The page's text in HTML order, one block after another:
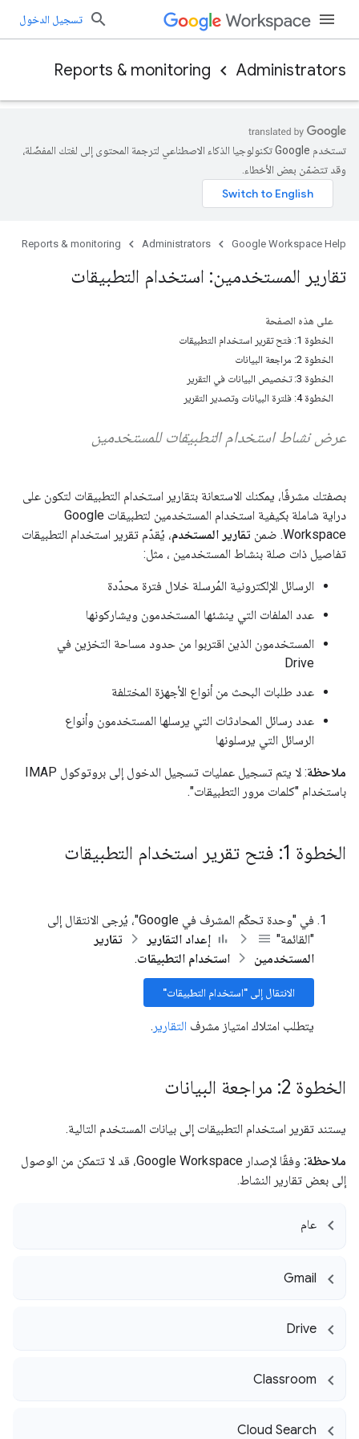
تسجيل الدخول
Administrators
Reports & monitoring
تستخدم Google تكنولوجيا الذكاء الاصطناعي لترجمة المحتوى إلى لغتك المفضّلة،
وقد تتضمّن بعض الأخطاء.
Google Workspace Help
Administrators
Reports & monitoring
تقارير المستخدمين: استخدام التطبيقات
على هذه الصفحة
الخطوة 1: فتح تقرير استخدام التطبيقات
الخطوة 2: مراجعة البيانات
الخطوة 3: تخصيص البيانات في التقرير
الخطوة 4: فلترة البيانات وتصدير التقرير
عرض نشاط استخدام التطبيقات للمستخدمين
بصفتك مشرفًا، يمكنك الاستعانة بتقارير استخدام التطبيقات لتكون على
دراية شاملة بكيفية استخدام المستخدمين لتطبيقات Google
Workspace. ضمن
تقارير المستخدم، يُقدّم تقرير استخدام التطبيقات
تفاصيل ذات صلة بنشاط المستخدمين ، مثل:
الرسائل الإلكترونية المُرسلة خلال فترة محدّدة
عدد الملفات التي ينشئها المستخدمون ويشاركونها
المستخدمون الذين اقتربوا من حدود مساحة التخزين في
Drive
عدد طلبات البحث من أنواع الأجهزة المختلفة
عدد رسائل المحادثات التي يرسلها المستخدمون وأنواع
الرسائل التي يرسلونها
ملاحظة
: لا يتم تسجيل عمليات تسجيل الدخول إلى بروتوكول IMAP
باستخدام "كلمات مرور التطبيقات".
الخطوة 1: فتح تقرير استخدام التطبيقات
في "وحدة تحكّم المشرف في Google"، يُرجى الانتقال إلى
"القائمة"
إعداد التقارير
تقارير
المستخدمين
استخدام التطبيقات.
الانتقال إلى "استخدام التطبيقات"
يتطلب امتلاك امتياز مشرف التقارير .
الخطوة 2: مراجعة البيانات
يستند تقرير استخدام التطبيقات إلى بيانات المستخدم التالية.
ملاحظة:
وفقًا لإصدار Google Workspace، قد لا تتمكن من الوصول
إلى بعض تقارير النشاط.
عام
Gmail
Drive
Classroom
Cloud Search